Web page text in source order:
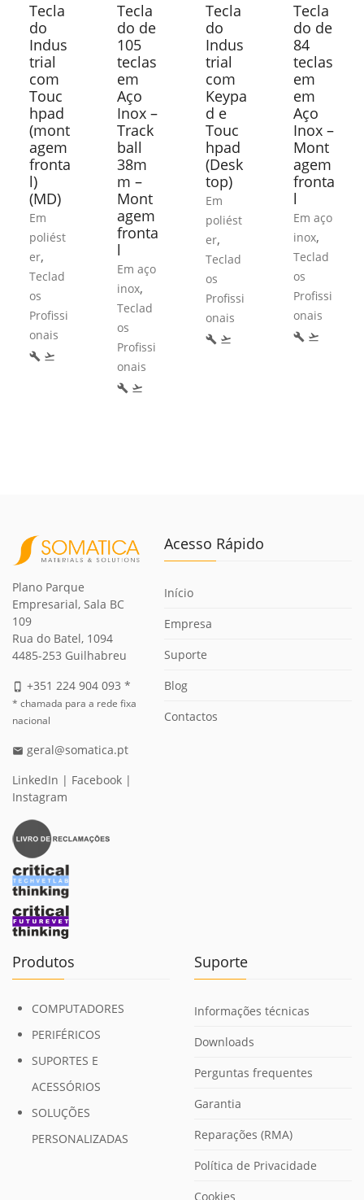
Tecla
do
Indus
trial
com
Touc
hpad
(mont
agem
fronta
l)
(MD)
Em
poliést
er,
Teclad
os
Profissi
onais
build flight_takeoff
Tecla
do de
105
teclas
em
Aço
Inox –
Track
ball
38m
m –
Mont
agem
fronta
l
Em aço
inox,
Teclad
os
Profissi
onais
build flight_takeoff
Tecla
do
Indus
trial
com
Keypa
d e
Touc
hpad
(Desk
top)
Em
poliést
er,
Teclad
os
Profissi
onais
build flight_takeoff
Tecla
do de
84
teclas
em
em
Aço
Inox –
Mont
agem
fronta
l
Em aço
inox,
Teclad
os
Profissi
onais
build flight_takeoff
Plano Parque
Empresarial, Sala BC
109
Rua do Batel, 1094
4485-253 Guilhabreu
phone_iphone +351 224 904 093 *
* chamada para a rede fixa
nacional
email geral@somatica.pt
LinkedIn | Facebook |
Instagram
Acesso Rápido
Início
Empresa
Suporte
Blog
Contactos
Produtos
COMPUTADORES
PERIFÉRICOS
SUPORTES E
ACESSÓRIOS
SOLUÇÕES
PERSONALIZADAS
Suporte
Informações técnicas
Downloads
Perguntas frequentes
Garantia
Reparações (RMA)
Política de Privacidade
Cookies